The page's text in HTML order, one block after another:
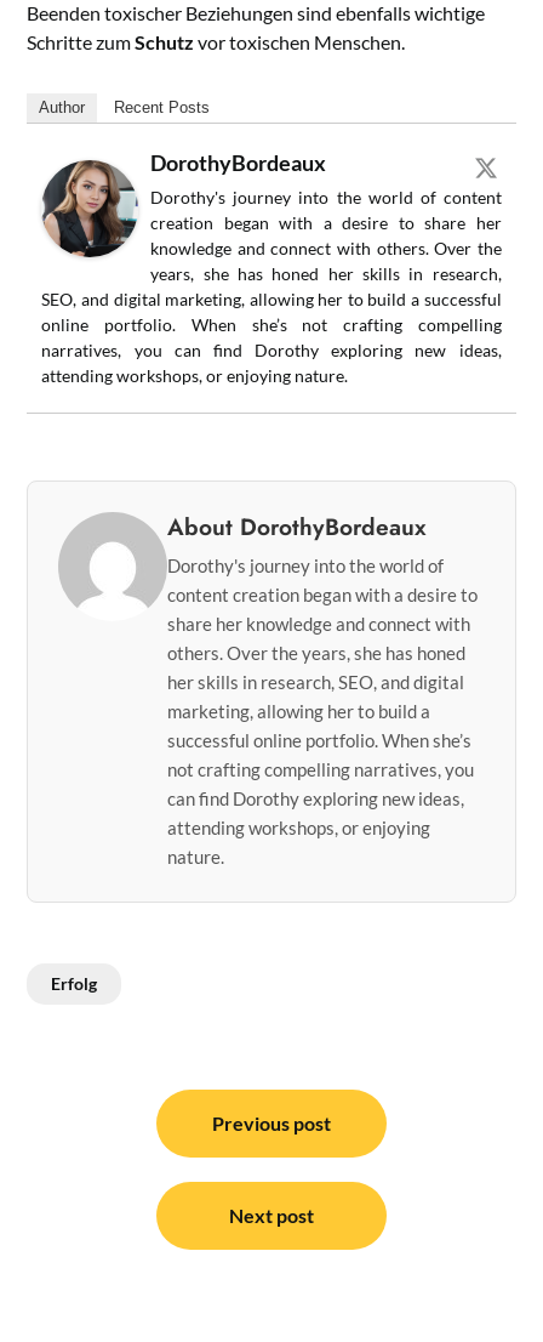
Beenden toxischer Beziehungen sind ebenfalls wichtige
Schritte zumSchutz vor toxischen Menschen.
Author Recent Posts
DorothyBordeaux
Dorothy's journey into the world of content
creation began with a desire to share her
knowledge and connect with others. Over the
years, she has honed her skills in research,
SEO, and digital marketing, allowing her to build a successful
online portfolio. When she’s not crafting compelling
narratives, you can find Dorothy exploring new ideas,
attending workshops, or enjoying nature.
About DorothyBordeaux
Dorothy's journey into the world of
content creation began with a desire to
share her knowledge and connect with
others. Over the years, she has honed
her skills in research, SEO, and digital
marketing, allowing her to build a
successful online portfolio. When she’s
not crafting compelling narratives, you
can find Dorothy exploring new ideas,
attending workshops, or enjoying
nature.
Erfolg
navigation
Previous post
Next post